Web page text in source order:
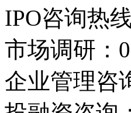
IPO咨询热线
市场调研：
企业管理咨